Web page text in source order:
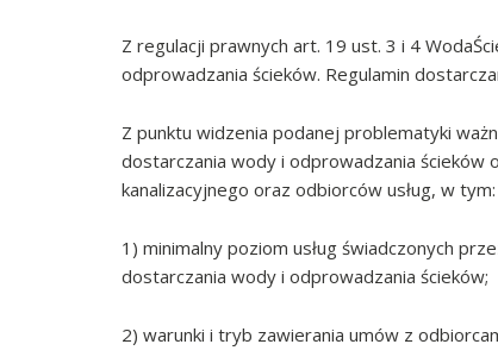
Z regulacji prawnych art. 19 ust. 3 i 4
odprowadzania ścieków. Regulamin
Z punktu widzenia podanej problematyki
dostarczania wody i odprowadzania
kanalizacyjnego oraz odbiorców usług, w tym:
1) minimalny poziom usług świadczonych
dostarczania wody i odprowadzania ścieków;
2) warunki i tryb zawierania umów z